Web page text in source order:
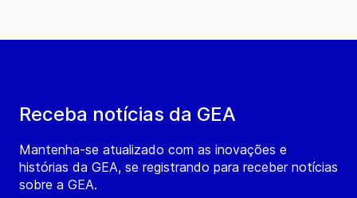
Receba notícias da GEA
Mantenha-se atualizado com as inovações e
histórias da GEA, se registrando para receber notícias
sobre a GEA.